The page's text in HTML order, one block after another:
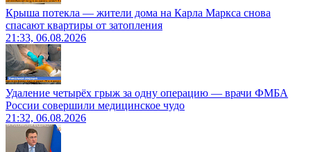
Крыша потекла — жители дома на Карла Маркса снова
спасают квартиры от затопления
21:33, 06.08.2026
Удаление четырёх грыж за одну операцию — врачи ФМБА
России совершили медицинское чудо
21:32, 06.08.2026